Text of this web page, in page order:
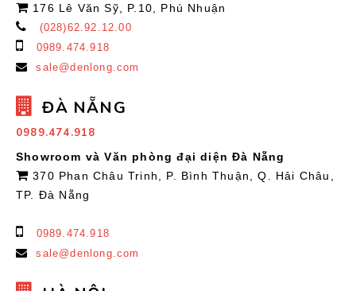
176 Lê Văn Sỹ, P.10, Phú Nhuận
(028)62.92.12.00
0989.474.918
sale@denlong.com
ĐÀ NẴNG
0989.474.918
Showroom và Văn phòng đại diện Đà Nẵng
370 Phan Châu Trinh, P. Bình Thuận, Q. Hải Châu,
TP. Đà Nẵng
0989.474.918
sale@denlong.com